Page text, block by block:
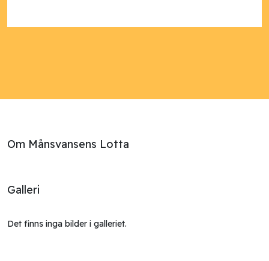
Om Månsvansens Lotta
Galleri
Det finns inga bilder i galleriet.